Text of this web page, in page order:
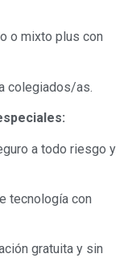
o mixto plus con
colegiados/as.
a todo riesgo y
tecnología con
gratuita y sin